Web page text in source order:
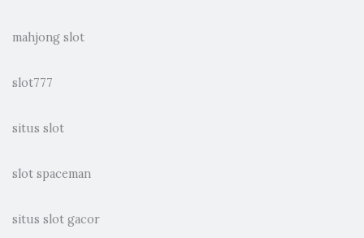
mahjong slot
slot777
situs slot
slot spaceman
situs slot gacor